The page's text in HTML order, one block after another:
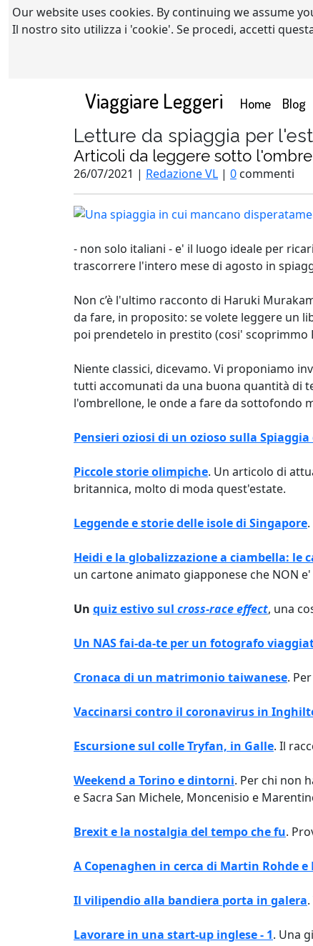
Our website uses cookies. By continuing we assume
Il nostro sito utilizza i 'cookie'. Se procedi, accetti
Viaggiare Leggeri Home Blog
Letture da spiaggia per
Articoli da leggere sotto
26/07/2021 | Redazione VL | 0 commenti
- non solo italiani - e' il luogo ideale per
trascorrere l'intero mese di agosto in
Non c’è l'ultimo racconto di Haruki
da fare, in proposito: se volete leggere un
poi prendetelo in prestito (cosi' scoprimmo
Niente classici, dicevamo. Vi proponiamo
tutti accomunati da una buona quantità di
l'ombrellone, le onde a fare da sottofondo
Pensieri oziosi di un ozioso sulla
Piccole storie olimpiche. Un articolo di
britannica, molto di moda quest'estate.
Leggende e storie delle isole di Singapore
Heidi e la globalizzazione a ciambella: le
un cartone animato giapponese che NON
Un quiz estivo sul cross-race effect, una
Un NAS fai-da-te per un fotografo
Cronaca di un matrimonio taiwanese.
Vaccinarsi contro il coronavirus in
Escursione sul colle Tryfan, in Galle. Il
Weekend a Torino e dintorni. Per chi non
e Sacra San Michele, Moncenisio e
Brexit e la nostalgia del tempo che fu.
A Copenaghen in cerca di Martin Rohde
Il vilipendio alla bandiera porta in galera
Lavorare in una start-up inglese - 1. Una